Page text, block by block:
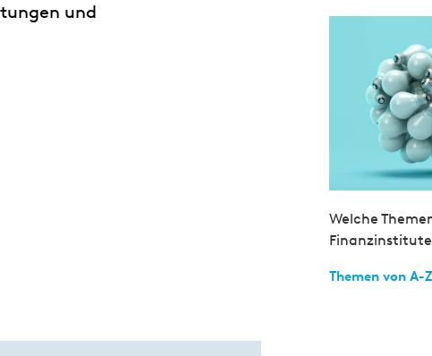
und
Welche
Themen von A-